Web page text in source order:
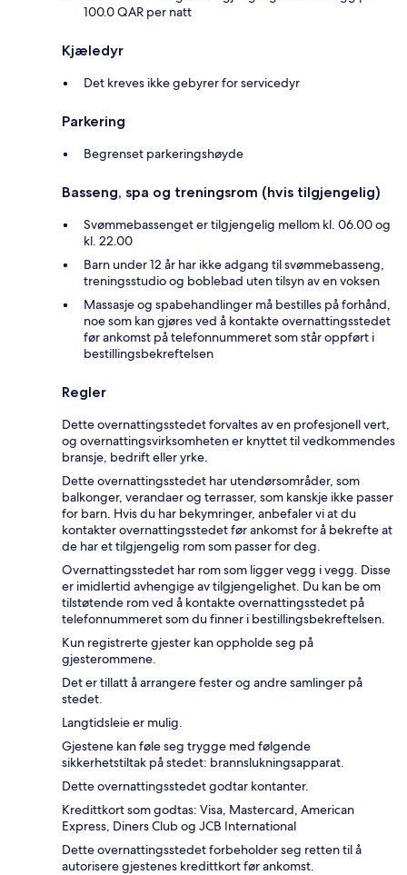
100.0 QAR per natt
Kjæledyr
Det kreves ikke gebyrer for servicedyr
Parkering
Begrenset parkeringshøyde
Basseng, spa og treningsrom (hvis tilgjengelig)
Svømmebassenget er tilgjengelig mellom kl. 06.00 og
kl. 22.00
Barn under 12 år har ikke adgang til svømmebasseng,
treningsstudio og boblebad uten tilsyn av en voksen
Massasje og spabehandlinger må bestilles på forhånd,
noe som kan gjøres ved å kontakte overnattingsstedet
før ankomst på telefonnummeret som står oppført i
bestillingsbekreftelsen
Regler
Dette overnattingsstedet forvaltes av en profesjonell vert,
og overnattingsvirksomheten er knyttet til vedkommendes
bransje, bedrift eller yrke.
Dette overnattingsstedet har utendørsområder, som
balkonger, verandaer og terrasser, som kanskje ikke passer
for barn. Hvis du har bekymringer, anbefaler vi at du
kontakter overnattingsstedet før ankomst for å bekrefte at
de har et tilgjengelig rom som passer for deg.
Overnattingsstedet har rom som ligger vegg i vegg. Disse
er imidlertid avhengige av tilgjengelighet. Du kan be om
tilstøtende rom ved å kontakte overnattingsstedet på
telefonnummeret som du finner i bestillingsbekreftelsen.
Kun registrerte gjester kan oppholde seg på
gjesterommene.
Det er tillatt å arrangere fester og andre samlinger på
stedet.
Langtidsleie er mulig.
Gjestene kan føle seg trygge med følgende
sikkerhetstiltak på stedet: brannslukningsapparat.
Dette overnattingsstedet godtar kontanter.
Kredittkort som godtas: Visa, Mastercard, American
Express, Diners Club og JCB International
Dette overnattingsstedet forbeholder seg retten til å
autorisere gjestenes kredittkort før ankomst.